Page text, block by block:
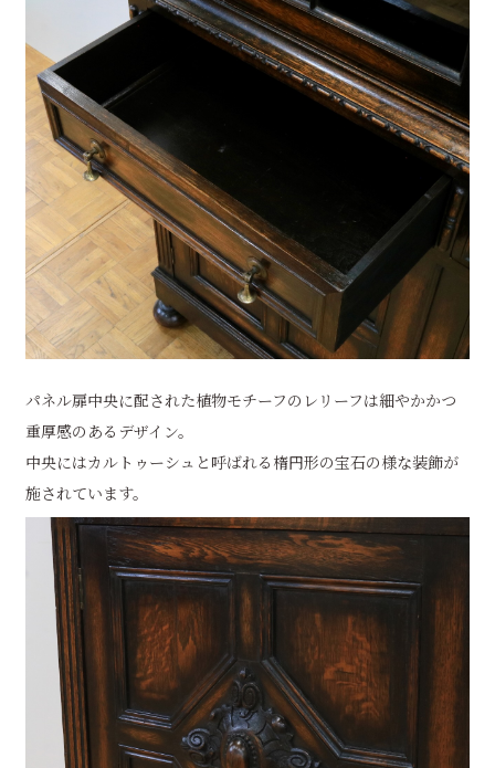
パネル扉中央に配された植物モチーフのレリーフは細やかかつ
重厚感のあるデザイン。
中央にはカルトゥーシュと呼ばれる楕円形の宝石の様な装飾が
施されています。